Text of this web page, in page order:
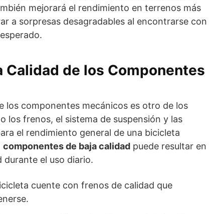
mejorará el rendimiento en terrenos más
a sorpresas desagradables al encontrarse con
Calidad de los Componentes
los componentes mecánicos es otro de los
los frenos, el sistema de suspensión y las
el rendimiento general de una bicicleta
componentes de baja calidad puede resultar en
el uso diario.
cuente con frenos de calidad que